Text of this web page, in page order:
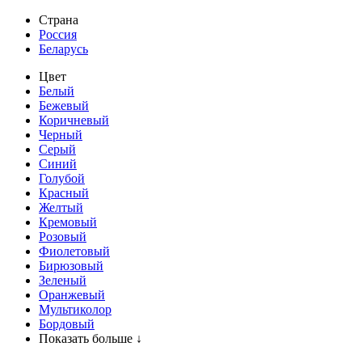
Страна
Россия
Беларусь
Цвет
Белый
Бежевый
Коричневый
Черный
Серый
Синий
Голубой
Красный
Желтый
Кремовый
Розовый
Фиолетовый
Бирюзовый
Зеленый
Оранжевый
Мультиколор
Бордовый
Показать больше ↓